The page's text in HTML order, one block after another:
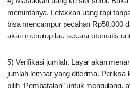
memintanya. Letakkan uang rapi
bisa mencampur pecahan Rp50.000
akan menutup laci secara otomatis
5) Verifikasi jumlah. Layar akan
jumlah lembar yang diterima. Periksa
pilih “Pembatalan” untuk mengulang,